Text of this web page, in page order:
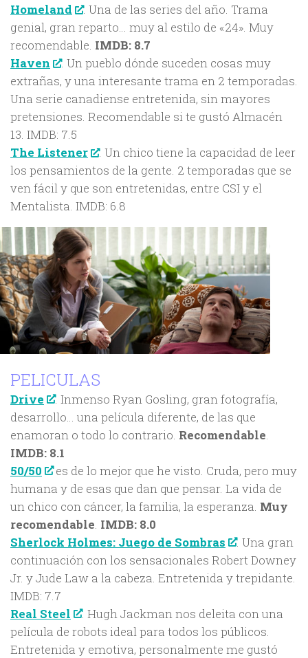
Homeland
. Una de las series del año. Trama
genial, gran reparto… muy al estilo de «24». Muy
recomendable. IMDB: 8.7
Haven
. Un pueblo dónde suceden cosas muy
extrañas, y una interesante trama en 2 temporadas.
Una serie canadiense entretenida, sin mayores
pretensiones. Recomendable si te gustó Almacén
13. IMDB: 7.5
The Listener
. Un chico tiene la capacidad de leer
los pensamientos de la gente. 2 temporadas que se
ven fácil y que son entretenidas, entre CSI y el
Mentalista. IMDB: 6.8
PELICULAS
Drive
. Inmenso Ryan Gosling, gran fotografía,
desarrollo… una película diferente, de las que
enamoran o todo lo contrario. Recomendable
IMDB: 8.1
50/50
es de lo mejor que he visto. Cruda, pero muy
humana y de esas que dan que pensar. La vida de
un chico con cáncer, la familia, la esperanza. Muy
recomendable IMDB: 8.0
Sherlock Holmes: Juego de Sombras
. Una gran
continuación con los sensacionales Robert Downey
Jr. y Jude Law a la cabeza. Entretenida y trepidante.
IMDB: 7.7
Real Steel
. Hugh Jackman nos deleita con una
película de robots ideal para todos los públicos.
Entretenida y emotiva, personalmente me gustó